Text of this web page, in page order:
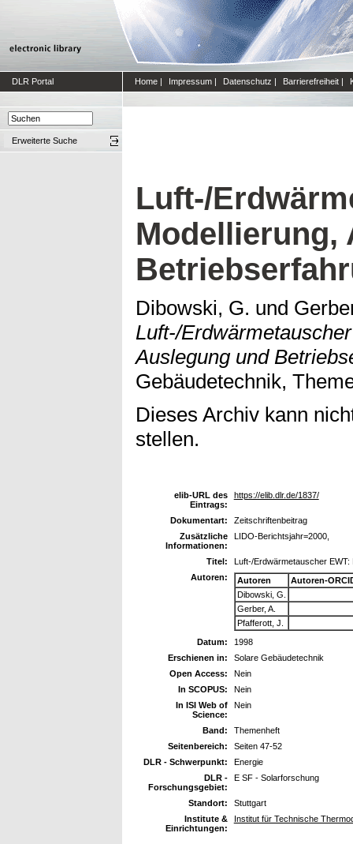
DLR Portal Home | Impressum | Datenschutz | Barrierefreiheit |
Erweiterte Suche
Luft-/
Modellierung,
Dibowski, G. und
Luft-/
Auslegung und
Gebäudetechnik,
Dieses Archiv kann
stellen.
elib-URL des
Eintrags:
https://elib.dlr.de/1837/
Dokumentart:
Zeitschriftenbeitrag
Zusätzliche
Informationen:
LIDO-Berichtsjahr=2000,
Titel:
Luft-/Erdwärmetauscher EWT:
Autoren:
Autoren
Autoren-
Dibowski, G.
Gerber, A.
Pfafferott, J.
Datum:
1998
Erschienen in:
Solare Gebäudetechnik
Open Access:
Nein
In SCOPUS:
Nein
In ISI Web of
Science:
Nein
Band:
Themenheft
Seitenbereich:
Seiten 47-52
DLR - Schwerpunkt:
Energie
DLR -
Forschungsgebiet:
E SF - Solarforschung
Standort:
Stuttgart
Institute &
Einrichtungen:
Institut für Technische